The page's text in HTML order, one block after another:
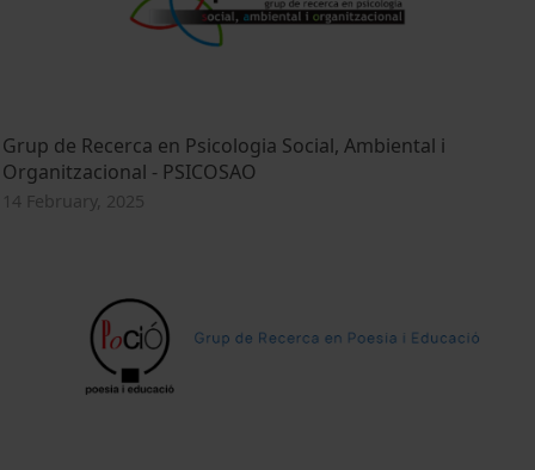
Grup de Recerca en Psicologia Social, Ambiental i
Organitzacional - PSICOSAO
14 February, 2025